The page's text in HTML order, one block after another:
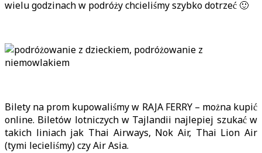
wielu godzinach w podróży chcieliśmy szybko dotrzeć 🙂
Bilety na prom kupowaliśmy w RAJA FERRY – można kupić
online. Biletów lotniczych w Tajlandii najlepiej szukać w
takich liniach jak Thai Airways, Nok Air, Thai Lion Air
(tymi lecieliśmy) czy Air Asia.